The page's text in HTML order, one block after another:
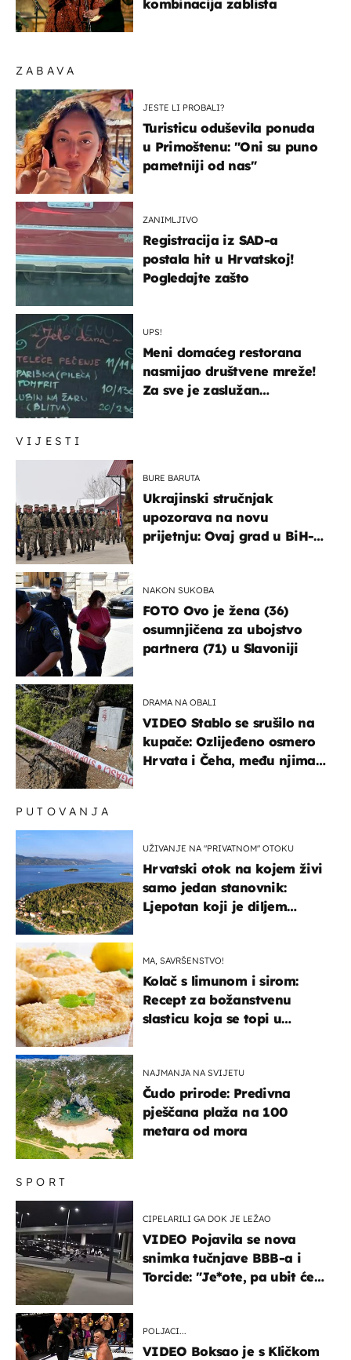
VIJESTI
BURE BARUTA
Ukrajinski stručnjak
upozorava na novu
prijetnju: Ovaj grad u BiH-u
NAKON SUKOBA
FOTO Ovo je žena (36)
osumnjičena za ubojstvo
partnera (71) u Slavoniji
DRAMA NA OBALI
VIDEO Stablo se srušilo na
kupače: Ozlijeđeno osmero
Hrvata i Čeha, među njima
ZABAVA
JESTE LI PROBALI?
Turisticu oduševila ponuda
u Primoštenu: "Oni su puno
pametniji od nas"
ZANIMLJIVO
Registracija iz SAD-a
postala hit u Hrvatskoj!
Pogledajte zašto
UPS!
Meni domaćeg restorana
nasmijao društvene mreže!
Za sve je zaslužan
SPORT
CIPELARILI GA DOK JE LEŽAO
VIDEO Pojavila se nova
snimka tučnjave BBB-a i
Torcide: "Je*ote, pa ubit će
POLJACI...
VIDEO Boksao je s Kličkom
PUTOVANJA
UŽIVANJE NA "PRIVATNOM" OTOKU
Hrvatski otok na kojem živi
samo jedan stanovnik:
Ljepotan koji je diljem
MA, SAVRŠENSTVO!
Kolač s limunom i sirom:
Recept za božanstvenu
slasticu koja se topi u
NAJMANJA NA SVIJETU
Čudo prirode: Predivna
pješčana plaža na 100
metara od mora
kombinacija zablista